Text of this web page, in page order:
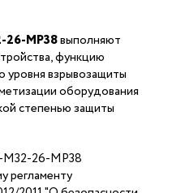
26-МР38выполняют
функцию
взрывозащиты
оборудования
степенью защиты
М32-26-МР38
регламенту